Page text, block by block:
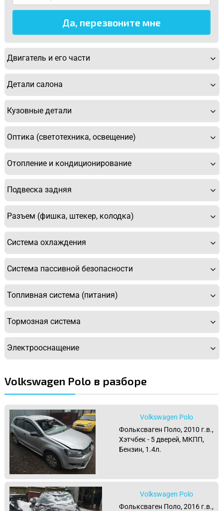
Двигатель и его части
Детали салона
Кузовные детали
Оптика (светотехника, освещение)
Отопление и кондиционирование
Подвеска задняя
Разъем (фишка, штекер, колодка)
Система охлаждения
Система пассивной безопасности
Топливная система (питания)
Тормозная система
Электрооснащение
Volkswagen Polo в разборе
Volkswagen Polo
Фольксваген Поло, 2010 г.в.,
Хэтчбек - 5 дверей, МКПП,
Бензин, 1.4л.
Volkswagen Polo
Фольксваген Поло, 2016 г.в.,